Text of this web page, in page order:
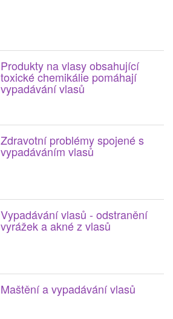
Produkty na vlasy obsahující
toxické chemikálie pomáhají
vypadávání vlasů
Zdravotní problémy spojené s
vypadáváním vlasů
Vypadávání vlasů - odstranění
vyrážek a akné z vlasů
Maštění a vypadávání vlasů